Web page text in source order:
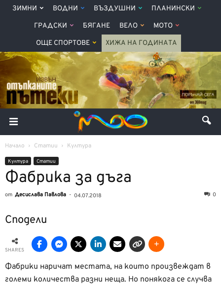
ЗИМНИ ВОДНИ ВЪЗДУШНИ ПЛАНИНСКИ
ГРАДСКИ БЯГАНЕ ВЕЛО МОТО
ОЩЕ СПОРТОВЕ ХИЖА НА ГОДИНАТА
Начало Статии Култура
Култура Статии
Фабрика за дъга
от Десислава Павлова - 04.07.2018 0
Сподели
SHARES
Фабрики наричат местата, на които произвеждат в
големи количества разни неща. Но понякога се случва